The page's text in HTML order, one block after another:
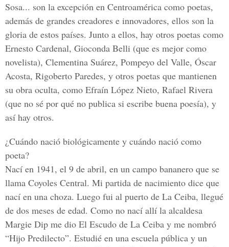
Sosa... son la excepción en Centroamérica como poetas,
además de grandes creadores e innovadores, ellos son la
gloria de estos países. Junto a ellos, hay otros poetas como
Ernesto Cardenal, Gioconda Belli (que es mejor como
novelista), Clementina Suárez, Pompeyo del Valle, Óscar
Acosta, Rigoberto Paredes, y otros poetas que mantienen
su obra oculta, como Efraín López Nieto, Rafael Rivera
(que no sé por qué no publica si escribe buena poesía), y
así hay otros.
¿Cuándo nació biológicamente y cuándo nació como
poeta?
Nací en 1941, el 9 de abril, en un campo bananero que se
llama Coyoles Central. Mi partida de nacimiento dice que
nací en una choza. Luego fui al puerto de La Ceiba, llegué
de dos meses de edad. Como no nací allí la alcaldesa
Margie Dip me dio El Escudo de La Ceiba y me nombró
“Hijo Predilecto”. Estudié en una escuela pública y un